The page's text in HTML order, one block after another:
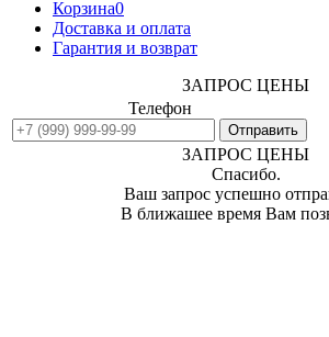
Корзина0
Доставка и оплата
Гарантия и возврат
ЗАПРОС ЦЕНЫ
Телефон
ЗАПРОС ЦЕНЫ
Спасибо.
Ваш запрос успешно
В ближашее время Вам